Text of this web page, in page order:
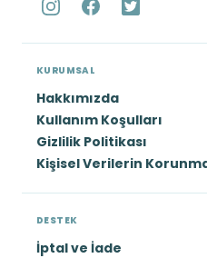
KURUMSAL
Hakkımızda
Kullanım Koşulları
Gizlilik Politikası
Kişisel Verilerin
DESTEK
İptal ve İade